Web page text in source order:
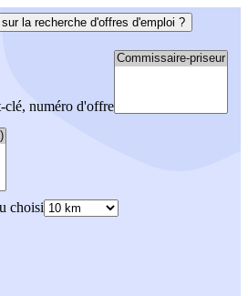
la recherche d'offres d'emploi ?
clé, numéro d'offre
choisi